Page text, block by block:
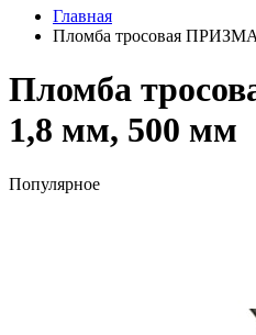
Главная
Пломба тросовая
Пломба
1,8 мм, 500 мм
Популярное